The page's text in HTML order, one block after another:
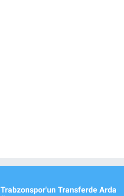
Trabzonspor'un Transferde Arda